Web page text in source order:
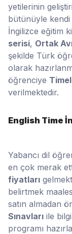
yetilerinin
bütünüyle kendi
İngilizce eğitim
serisi, Ortak
şekilde Türk
olarak
öğrenciye
verilmektedir.
English Time
Yabancı dil
en çok merak
fiyatları
belirtmek
satın almadan
Sınavları ile
programı